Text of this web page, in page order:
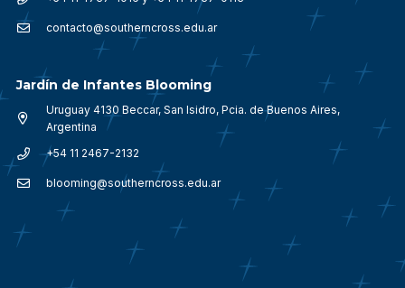
contacto@southerncross.edu.ar
Jardín de Infantes Blooming
Uruguay 4130 Beccar, San Isidro, Pcia. de Buenos Aires,
Argentina
+54 11 2467-2132
blooming@southerncross.edu.ar